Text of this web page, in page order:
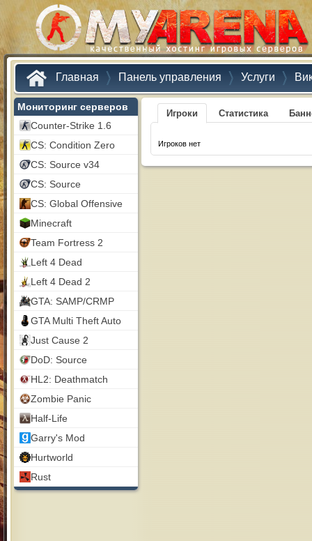
Главная Панель управления Услуги
Мониторинг серверов
Counter-Strike 1.6
CS: Condition Zero
CS: Source v34
CS: Source
CS: Global Offensive
Minecraft
Team Fortress 2
Left 4 Dead
Left 4 Dead 2
GTA: SAMP/CRMP
GTA Multi Theft Auto
Just Cause 2
DoD: Source
HL2: Deathmatch
Zombie Panic
Half-Life
Garry's Mod
Hurtworld
Rust
Игроки Статистика
Игроков нет